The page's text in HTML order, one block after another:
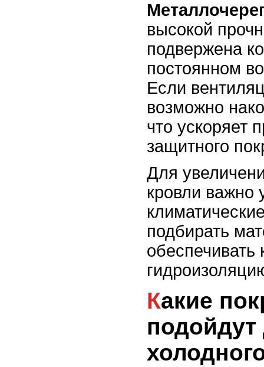
высокой
подвержена
постоянном
Если
возможно
что ускоряет
защитного
Для
кровли важно
подбирать
обеспечивать
Какие покрытия лучше
подойдут